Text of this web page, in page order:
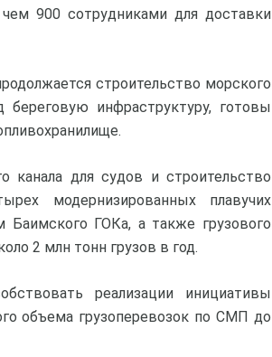
900 сотрудниками для доставки
строительство морского
инфраструктуру, готовы
канала для судов и строительство
модернизированных плавучих
Баимского ГОКа, а также грузового
2 млн тонн грузов в год.
реализации инициативы
объема грузоперевозок по СМП до